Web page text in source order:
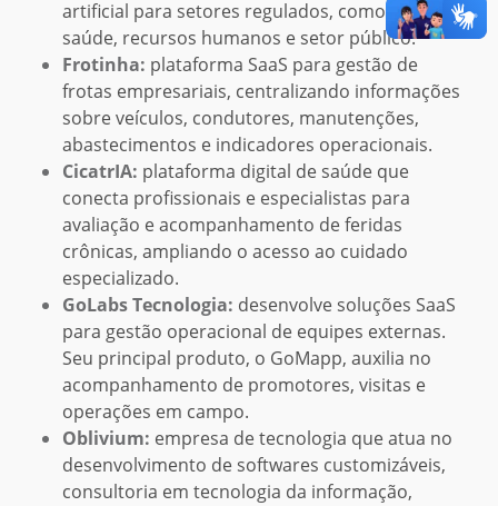
artificial para setores regulados, como jurídico,
saúde, recursos humanos e setor público.
Frotinha: plataforma SaaS para gestão de
frotas empresariais, centralizando informações
sobre veículos, condutores, manutenções,
abastecimentos e indicadores operacionais.
CicatrIA: plataforma digital de saúde que
conecta profissionais e especialistas para
avaliação e acompanhamento de feridas
crônicas, ampliando o acesso ao cuidado
especializado.
GoLabs Tecnologia: desenvolve soluções SaaS
para gestão operacional de equipes externas.
Seu principal produto, o GoMapp, auxilia no
acompanhamento de promotores, visitas e
operações em campo.
Oblivium: empresa de tecnologia que atua no
desenvolvimento de softwares customizáveis,
consultoria em tecnologia da informação,